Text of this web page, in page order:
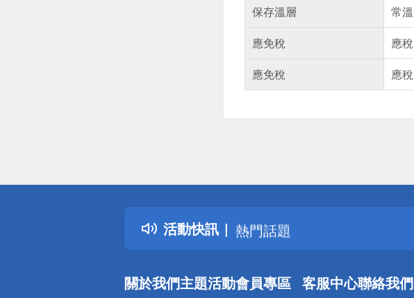
保存溫層
常溫
應免稅
應稅
應免稅
應稅
活動快訊
詐騙網頁！請小心！
得獎公告
熱門話題
銀行優惠
詐騙網頁！請小心！
關於我們主題活動會員專區 客服中心聯絡我們